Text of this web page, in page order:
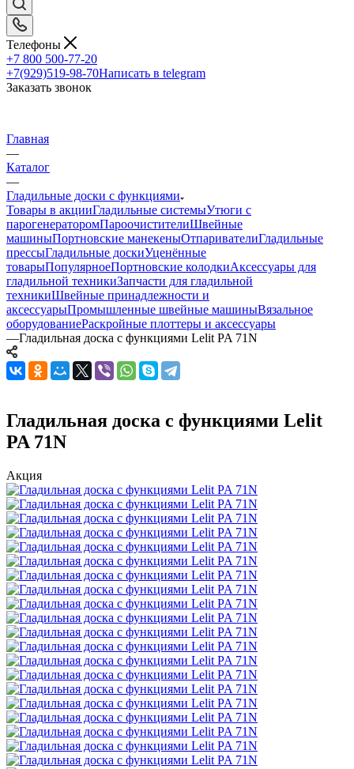
Телефоны
+7 800 500-77-20
+7(929)519-98-70Написать в telegram
Заказать звонок
Главная
—
Каталог
—
Гладильные доски с функциями
Товары в акцииГладильные системыУтюги с
парогенераторомПароочистителиШвейные
машиныПортновские манекеныОтпаривателиГладильные
прессыГладильные доскиУценённые
товарыПопулярноеПортновские колодкиАксессуары для
гладильной техникиЗапчасти для гладильной
техникиШвейные принадлежности и
аксессуарыПромышленные швейные машиныВязальное
оборудованиеРаскройные плоттеры и аксессуары
—Гладильная доска с функциями Lelit PA 71N
Гладильная доска с функциями Lelit
PA 71N
Акция